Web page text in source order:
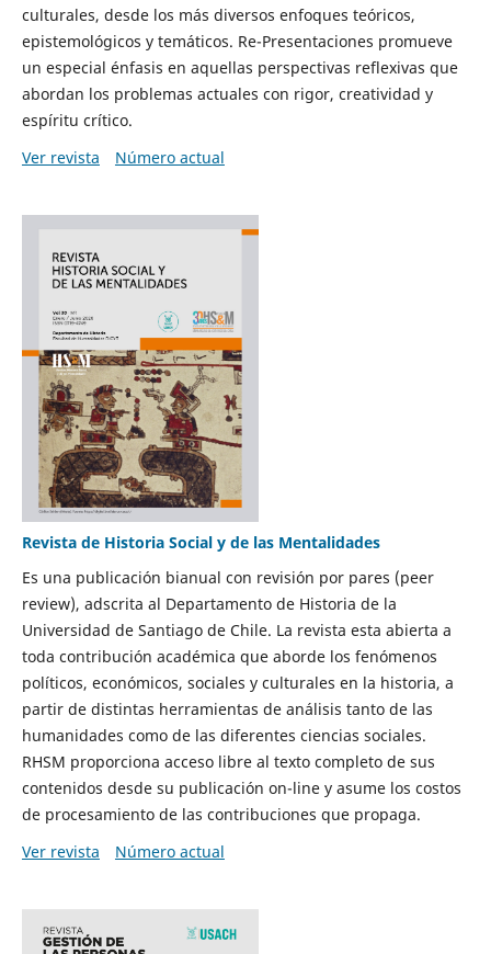
culturales, desde los más diversos enfoques teóricos,
epistemológicos y temáticos. Re-Presentaciones promueve
un especial énfasis en aquellas perspectivas reflexivas que
abordan los problemas actuales con rigor, creatividad y
espíritu crítico.
Ver revista
Número actual
Revista de Historia Social y de las Mentalidades
Es una publicación bianual con revisión por pares (peer
review), adscrita al Departamento de Historia de la
Universidad de Santiago de Chile. La revista esta abierta a
toda contribución académica que aborde los fenómenos
políticos, económicos, sociales y culturales en la historia, a
partir de distintas herramientas de análisis tanto de las
humanidades como de las diferentes ciencias sociales.
RHSM proporciona acceso libre al texto completo de sus
contenidos desde su publicación on-line y asume los costos
de procesamiento de las contribuciones que propaga.
Ver revista
Número actual